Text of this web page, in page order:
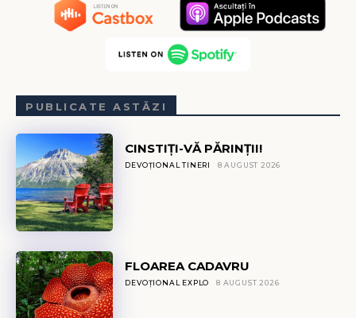
PUBLICATE ASTĂZI
CINSTIȚI-VĂ PĂRINȚII!
DEVOȚIONAL TINERI 8 AUGUST 2026
FLOAREA CADAVRU
DEVOȚIONAL EXPLO 8 AUGUST 2026